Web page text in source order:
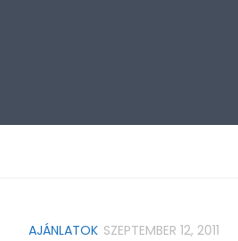
AJÁNLATOK SZEPTEMBER 12, 2011